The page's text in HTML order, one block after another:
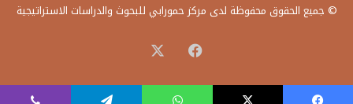
© جميع الحقوق محفوظة لدى مركز حمورابي للبحوث والدراسات الاستراتيجية
فيسبوك